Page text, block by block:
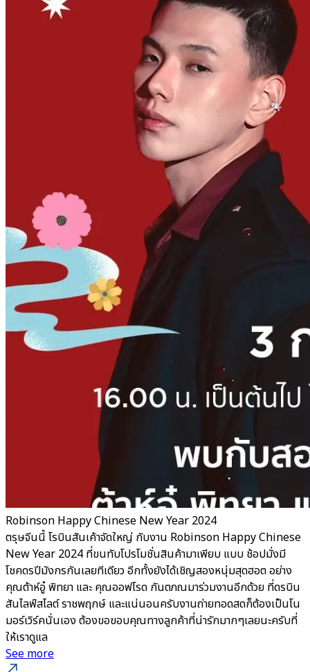
Robinson Happy Chinese New Year 2024
ตรุษจีนนี้ โรบินสันเค้าจัดใหญ่ กับงาน Robinson Happy Chinese
New Year 2024 ที่ขนทับโปรโมชั่นสินค้ามาเพียบ แบบ ช้อปมั่งมี
โชคดรปีมังกรกันเลยทีเดียว อีกทั้งยังได้เชิญสองหนุ่มสุดฮอต อย่าง
คุณต้าห์อู๋ พิทยา และ คุณออฟโรด กันตภณมาร่วมงานอีกด้วย ที่ดรบิน
สันไลฟ์สไลต์ ราชพฤกษ์ และแน่นอนครับงานถ่ายทอดสดก็ต้องเป็นโน
มอร์เวิร์คนั่นเอง ต้องขอขอบคุณทางลูกค้าที่น่ารักมากๆเลยนะครับที่
ให้เราดูแล
See more